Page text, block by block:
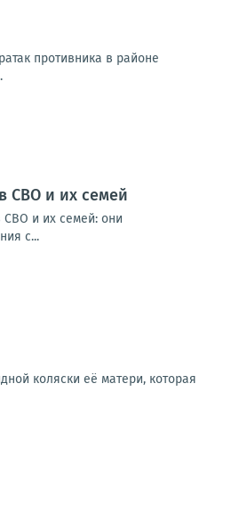
противника в районе
СВО и их семей
СВО и их семей: они
с...
коляски её матери, которая